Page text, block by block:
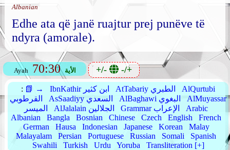
Albanian
Edhe ata që janë ruajtur prej punëve të
ndyra (amorale).
Ayah 70:30 الأية +/- -/+
: 📗 → IbnKathir ابن كثير AtTabariy الطبري
AlQurtubi
القرطوبي
AsSaadiyy السعدي AlBaghawi البغوي
AlMuyassar
الميسر
AlJalalain الجلالين Grammar الإعراب
Arabic
Albanian
Bangla Bosnian Chinese Czech English
French
German
Hausa Indonesian Japanese Korean
Malay
Malayalam
Persian Portuguese Russian Somali
Spanish
Swahili
Turkish Urdu Yoruba Transliteration [+]